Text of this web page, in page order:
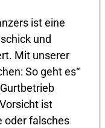
ist eine
und
Mit unserer
So geht es“
ist
oder falsches